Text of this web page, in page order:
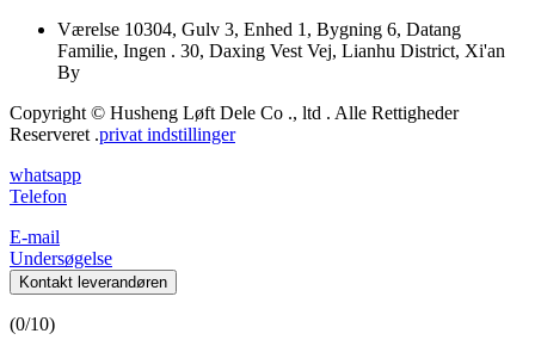
Værelse 10304, Gulv 3, Enhed 1, Bygning 6, Datang
Familie, Ingen . 30, Daxing Vest Vej, Lianhu District, Xi'an
By
Copyright © Husheng Løft Dele Co ., ltd . Alle Rettigheder
Reserveret .privat indstillinger
whatsapp
Telefon
E-mail
Undersøgelse
Kontakt leverandøren
(0/10)